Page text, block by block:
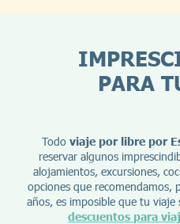
PARA
Todo viaje por libre por
reservar algunos
alojamientos, excursiones,
opciones que recomendamos,
años, es imposible que tu viaje
descuentos para